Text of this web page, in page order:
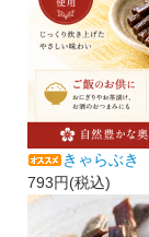
きゃらぶき
793円(税込)